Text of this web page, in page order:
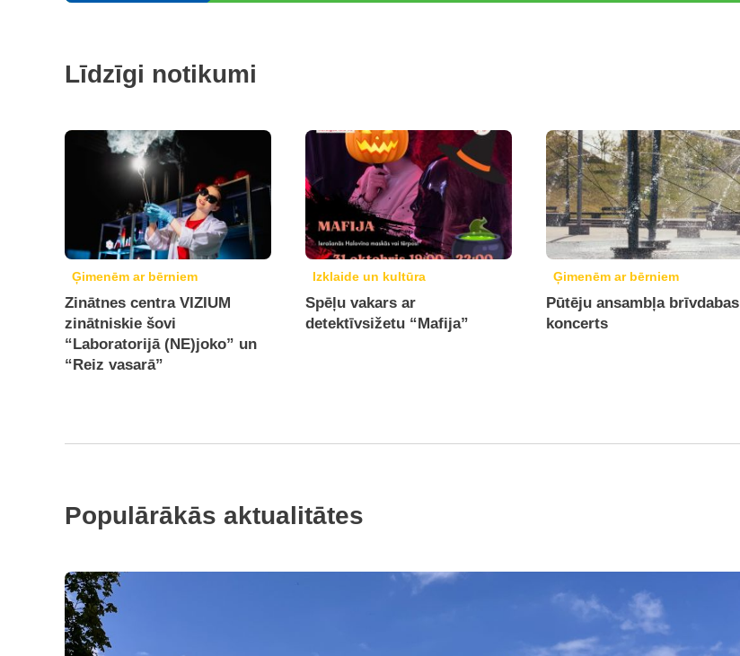
Līdzīgi notikumi
Ģimenēm ar bērniem
Zinātnes centra VIZIUM
zinātniskie šovi
“Laboratorijā (NE)joko” un
“Reiz vasarā”
Izklaide un kultūra
Spēļu vakars ar
detektīvsižetu “Mafija”
Ģimenēm ar bērniem
Pūtēju ansambļa brīvdabas
koncerts
Populārākās aktualitātes